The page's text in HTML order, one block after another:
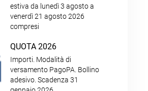
estiva da lunedì 3 agosto a
venerdì 21 agosto 2026
compresi
QUOTA 2026
Importi. Modalità di
versamento PagoPA. Bollino
adesivo. Scadenza 31